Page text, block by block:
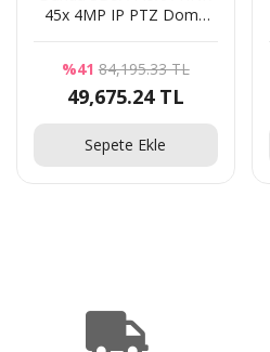
45x 4MP IP PTZ Dome
%41 84,195.33 TL
49,675.24 TL
Sepete Ekle